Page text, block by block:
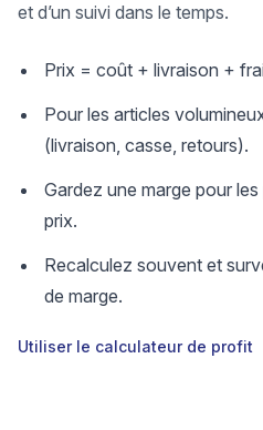
et d’un suivi dans le temps.
Prix = coût + livraison +
Pour les articles
(livraison, casse, retours).
Gardez une marge pour
prix.
Recalculez souvent et
de marge.
Utiliser le calculateur de profit